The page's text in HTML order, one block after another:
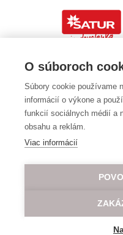
O súboroch
Súbory cookie používame
informácií o výkone a
funkcií sociálnych médií a
obsahu a reklám.
Viac informácií